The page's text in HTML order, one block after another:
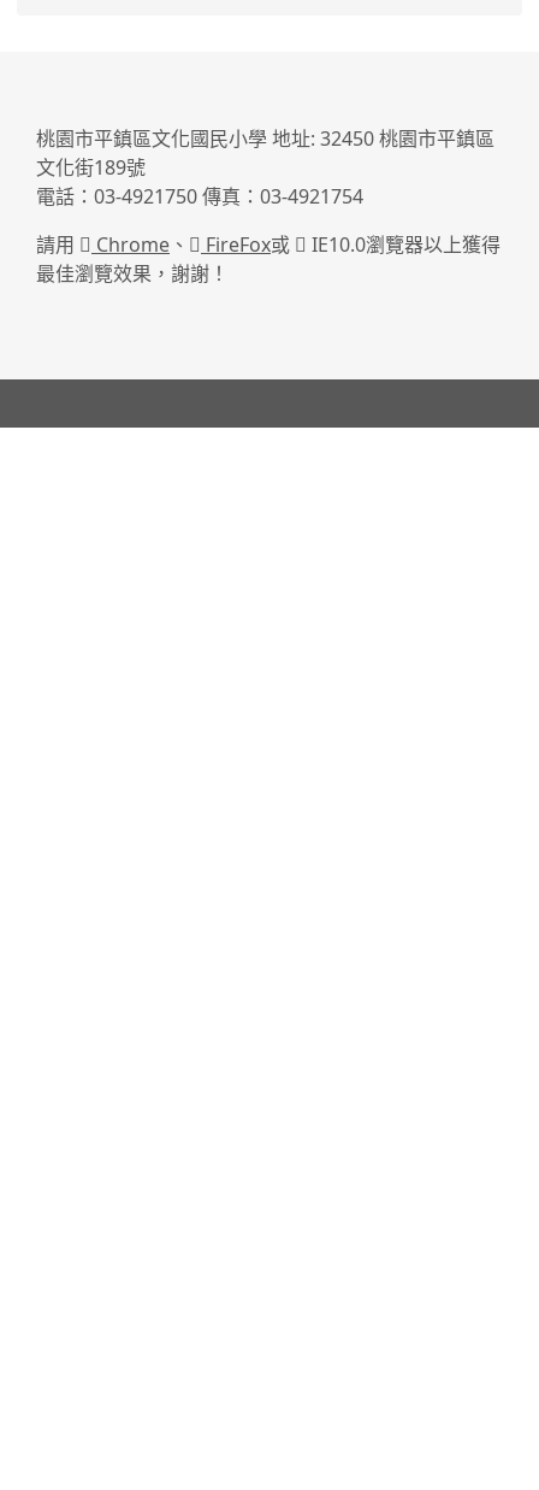
桃園市平鎮區文化國民小學 地址: 32450 桃園市平鎮區
文化街189號
電話：03-4921750 傳真：03-4921754
請用
Chrome 、 FireFox或
IE10.0瀏覽器以上獲得
最佳瀏覽效果，謝謝！